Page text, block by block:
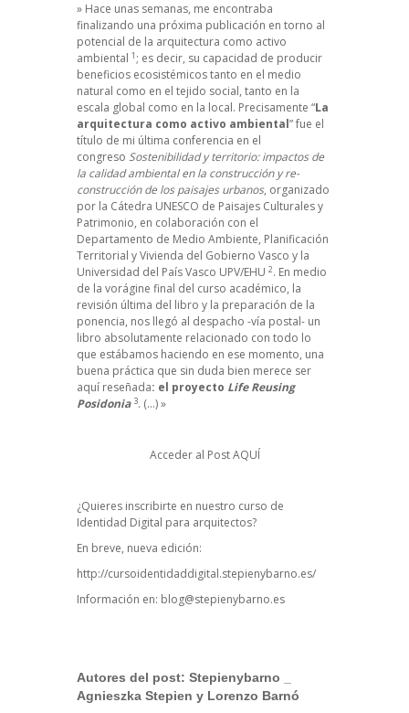
» Hace unas semanas, me encontraba
finalizando una próxima publicación en torno al
potencial de la arquitectura como activo
ambiental 1; es decir, su capacidad de producir
beneficios ecosistémicos tanto en el medio
natural como en el tejido social, tanto en la
escala global como en la local. Precisamente “La
arquitectura como activo ambiental” fue el
título de mi última conferencia en el
congreso Sostenibilidad y territorio: impactos de
la calidad ambiental en la construcción y re-
construcción de los paisajes urbanos, organizado
por la Cátedra UNESCO de Paisajes Culturales y
Patrimonio, en colaboración con el
Departamento de Medio Ambiente, Planificación
Territorial y Vivienda del Gobierno Vasco y la
Universidad del País Vasco UPV/EHU 2. En medio
de la vorágine final del curso académico, la
revisión última del libro y la preparación de la
ponencia, nos llegó al despacho -vía postal- un
libro absolutamente relacionado con todo lo
que estábamos haciendo en ese momento, una
buena práctica que sin duda bien merece ser
aquí reseñada: el proyecto Life Reusing
Posidonia 3. (…) »
Acceder al PostAQUÍ
¿Quieres inscribirte en nuestro curso de
Identidad Digital para arquitectos?
En breve, nueva edición:
http://cursoidentidaddigital.stepienybarno.es/
Información en: blog@stepienybarno.es
Autores del post: Stepienybarno
Agnieszka Stepien y Lorenzo Barnó